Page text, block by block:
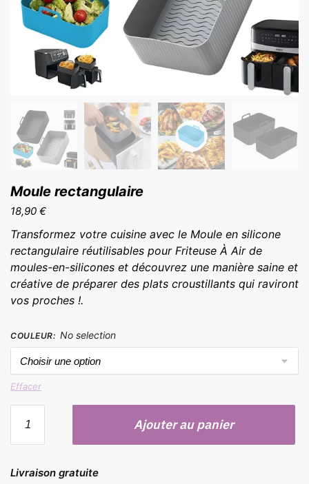
Moule rectangulaire
18,90 €
Transformez votre cuisine avec le Moule en silicone
rectangulaire réutilisables pour Friteuse À Air de
moules-en-silicones et découvrez une manière saine et
créative de préparer des plats croustillants qui raviront
vos proches !.
COULEUR: No selection
Effacer
Moule
Ajouter au panier
Livraison gratuite